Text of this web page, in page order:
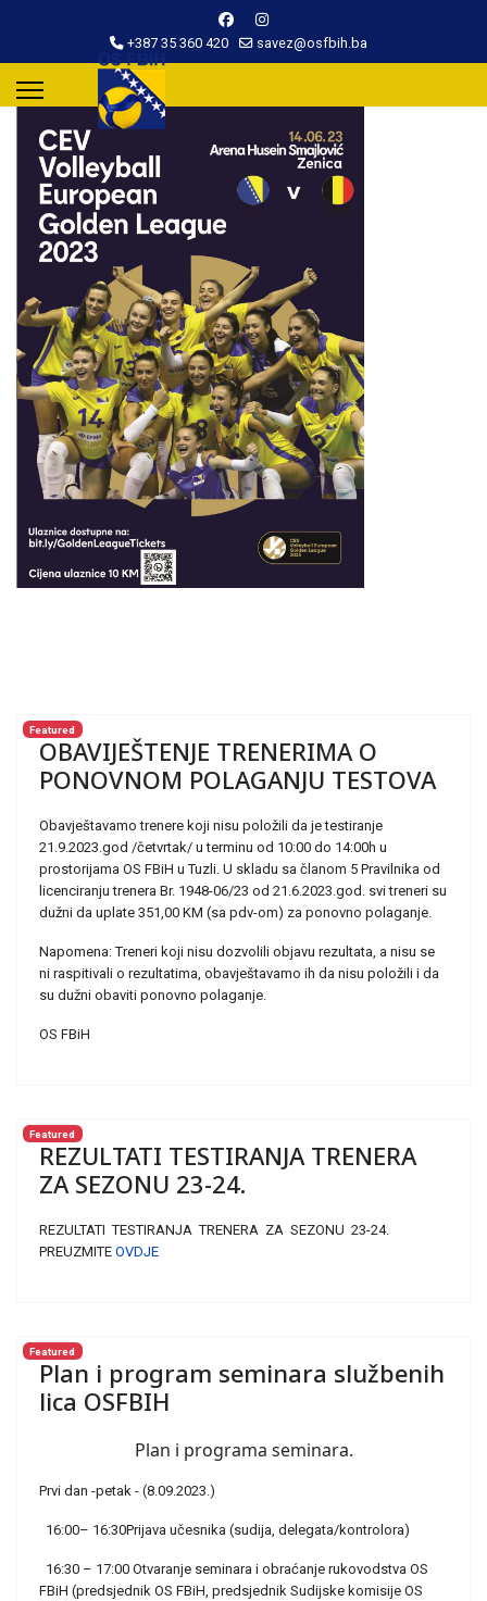
+387 35 360 420 savez@osfbih.ba
Featured
OBAVIJEŠTENJE TRENERIMA O
PONOVNOM POLAGANJU TESTOVA
Obavještavamo trenere koji nisu položili da je testiranje
21.9.2023.god /četvrtak/ u terminu od 10:00 do 14:00h u
prostorijama OS FBiH u Tuzli. U skladu sa članom 5 Pravilnika od
licenciranju trenera Br. 1948-06/23 od 21.6.2023.god. svi treneri su
dužni da uplate 351,00 KM (sa pdv-om) za ponovno polaganje.
Napomena: Treneri koji nisu dozvolili objavu rezultata, a nisu se
ni raspitivali o rezultatima, obavještavamo ih da nisu položili i da
su dužni obaviti ponovno polaganje.
OS FBiH
Featured
REZULTATI TESTIRANJA TRENERA
ZA SEZONU 23-24.
REZULTATI TESTIRANJA TRENERA ZA SEZONU 23-24.
PREUZMITE OVDJE
Featured
Plan i program seminara službenih
lica OSFBIH
Plan i programa seminara.
Prvi dan -petak - (8.09.2023.)
16:00– 16:30Prijava učesnika (sudija, delegata/kontrolora)
16:30 – 17:00 Otvaranje seminara i obraćanje rukovodstva OS
FBiH (predsjednik OS FBiH, predsjednik Sudijske komisije OS